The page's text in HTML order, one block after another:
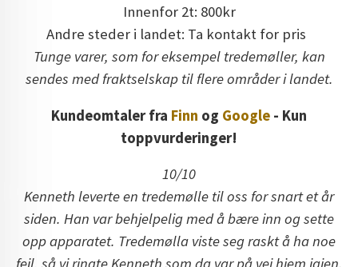
Innenfor 2t: 800kr
Andre steder i landet: Ta kontakt for pris
Tunge varer, som for eksempel tredemøller, kan
sendes med fraktselskap til flere områder i landet.
Kundeomtaler fra Finn og Google - Kun
toppvurderinger!
10/10
Kenneth leverte en tredemølle til oss for snart et år
siden. Han var behjelpelig med å bære inn og sette
opp apparatet. Tredemølla viste seg raskt å ha noe